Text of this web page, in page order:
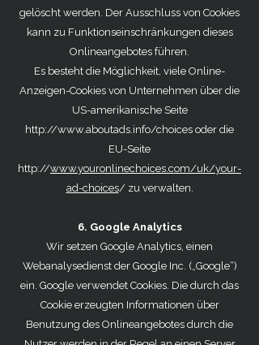
gelöscht werden. Der Ausschluss von Cookies
kann zu Funktionseinschränkungen dieses
Onlineangebotes führen.
Es besteht die Möglichkeit, viele Online-
Anzeigen-Cookies von Unternehmen über die
US-amerikanische Seite
http://www.aboutads.info/choices oder die
EU-Seite
http://www.youronlinechoices.com/uk/your-
ad-choices/ zu verwalten.
6. Google Analytics
Wir setzen Google Analytics, einen
Webanalysedienst der Google Inc. („Google“)
ein. Google verwendet Cookies. Die durch das
Cookie erzeugten Informationen über
Benutzung des Onlineangebotes durch die